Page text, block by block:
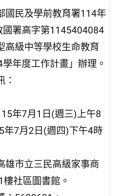
國民及學前教育署114年
國署高字第1145404084
高級中等學校生命教育
年度工作計畫」辦理。
：
年7月1日(週三)上午8
年7月2日(週四)下午4時
雄市立三民高級家事商
社區圖書館。